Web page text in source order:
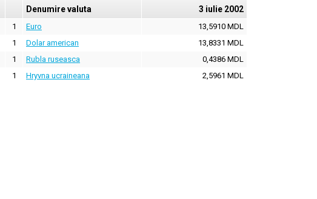
Denumire valuta 3 iulie 2002
1 Euro
13,5910 MDL
1 Dolar american
13,8331 MDL
1 Rubla ruseasca
0,4386 MDL
1 Hryvna ucraineana 2,5961 MDL